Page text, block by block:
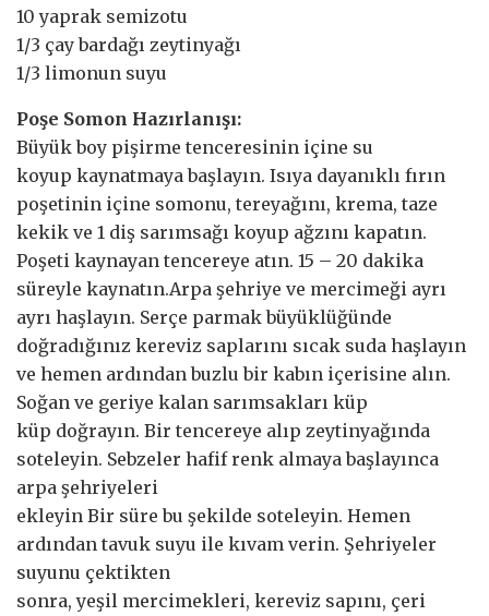
10 yaprak semizotu
1/3 çay bardağı zeytinyağı
1/3 limonun suyu
Poşe Somon Hazırlanışı:
Büyük boy pişirme tenceresinin içine su
koyup kaynatmaya başlayın. Isıya dayanıklı fırın
poşetinin içine somonu, tereyağını, krema, taze
kekik ve 1 diş sarımsağı koyup ağzını kapatın.
Poşeti kaynayan tencereye atın. 15 – 20 dakika
süreyle kaynatın.Arpa şehriye ve mercimeği ayrı
ayrı haşlayın. Serçe parmak büyüklüğünde
doğradığınız kereviz saplarını sıcak suda haşlayın
ve hemen ardından buzlu bir kabın içerisine alın.
Soğan ve geriye kalan sarımsakları küp
küp doğrayın. Bir tencereye alıp zeytinyağında
soteleyin. Sebzeler hafif renk almaya başlayınca
arpa şehriyeleri
ekleyin Bir süre bu şekilde soteleyin. Hemen
ardından tavuk suyu ile kıvam verin. Şehriyeler
suyunu çektikten
sonra, yeşil mercimekleri, kereviz sapını, çeri